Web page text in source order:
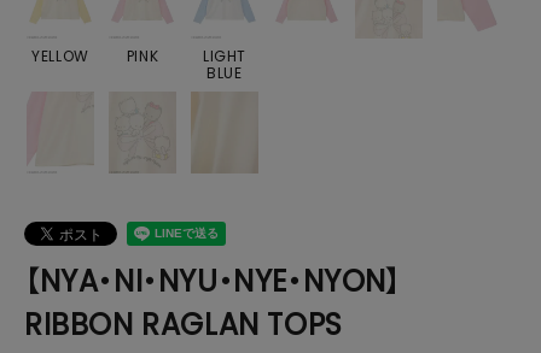
YELLOW PINK
LIGHT
BLUE
【NYA・NI・NYU・NYE・NYON】
RIBBON RAGLAN TOPS